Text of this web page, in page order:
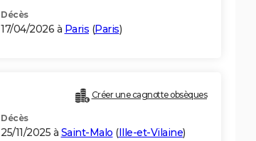
Décès
17/04/2026 à Paris (Paris)
Créer une cagnotte obsèques
Décès
25/11/2025 à Saint-Malo (Ille-et-Vilaine)